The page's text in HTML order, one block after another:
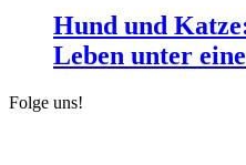
Hund und
Leben unter
Folge uns!